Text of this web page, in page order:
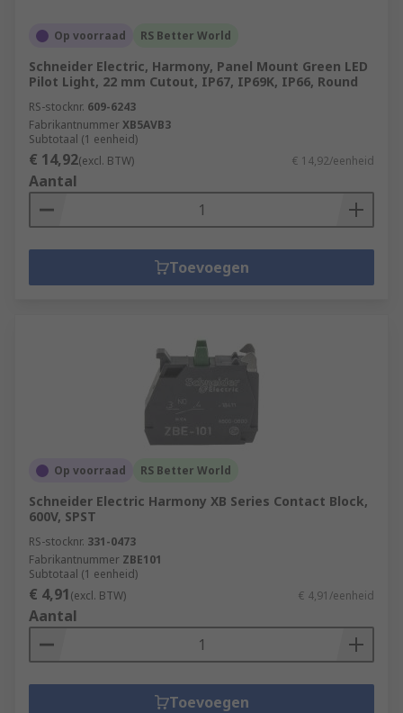
Op voorraad RS Better World
Schneider Electric, Harmony, Panel Mount Green LED
Pilot Light, 22 mm Cutout, IP67, IP69K, IP66, Round
RS-stocknr. 609-6243
FabrikantnummerXB5AVB3
Subtotaal (1 eenheid)
€ 14,92(excl. BTW) € 14,92/eenheid
Aantal
Toevoegen
Op voorraad RS Better World
Schneider Electric Harmony XB Series Contact Block,
600V, SPST
RS-stocknr. 331-0473
Fabrikantnummer ZBE101
Subtotaal (1 eenheid)
€ 4,91(excl. BTW) € 4,91/eenheid
Aantal
Toevoegen